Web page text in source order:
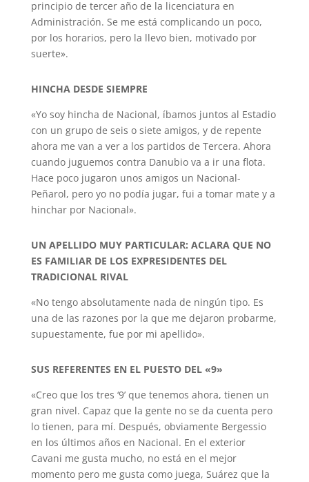
principio de tercer año de la licenciatura en
Administración. Se me está complicando un poco,
por los horarios, pero la llevo bien, motivado por
suerte».
HINCHA DESDE SIEMPRE
«Yo soy hincha de Nacional, íbamos juntos al Estadio
con un grupo de seis o siete amigos, y de repente
ahora me van a ver a los partidos de Tercera. Ahora
cuando juguemos contra Danubio va a ir una flota.
Hace poco jugaron unos amigos un Nacional-
Peñarol, pero yo no podía jugar, fui a tomar mate y a
hinchar por Nacional».
UN APELLIDO MUY PARTICULAR: ACLARA QUE NO
ES FAMILIAR DE LOS EXPRESIDENTES DEL
TRADICIONAL RIVAL
«No tengo absolutamente nada de ningún tipo. Es
una de las razones por la que me dejaron probarme,
supuestamente, fue por mi apellido».
SUS REFERENTES EN EL PUESTO DEL «9»
«Creo que los tres ‘9’ que tenemos ahora, tienen un
gran nivel. Capaz que la gente no se da cuenta pero
lo tienen, para mí. Después, obviamente Bergessio
en los últimos años en Nacional. En el exterior
Cavani me gusta mucho, no está en el mejor
momento pero me gusta como juega, Suárez que la